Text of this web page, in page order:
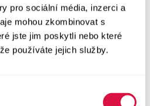
pro sociální média, inzerci a
mohou zkombinovat s
jste jim poskytli nebo které
používáte jejich služby.